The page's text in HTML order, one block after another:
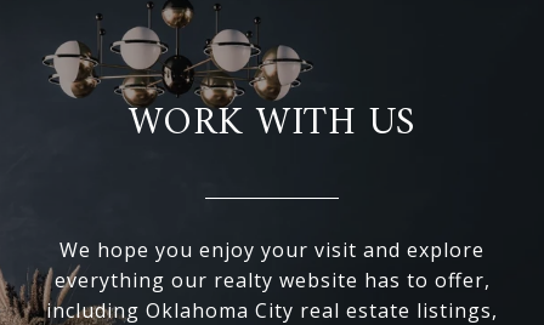
WORK WITH US
We hope you enjoy your visit and explore
everything our realty website has to offer,
including Oklahoma City real estate listings,